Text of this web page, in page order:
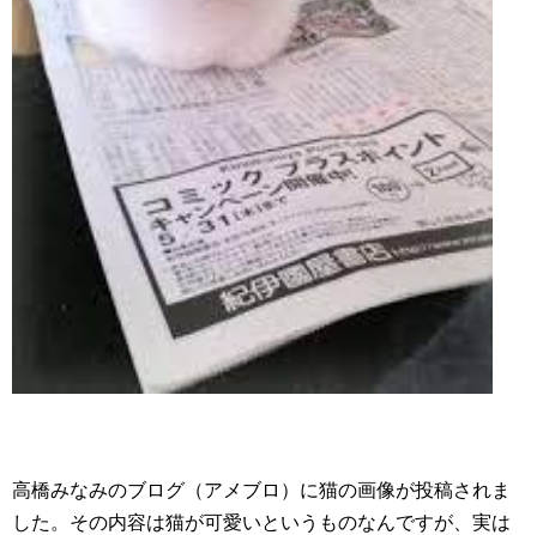
高橋みなみのブログ（アメブロ）に猫の画像が投稿されま
した。その内容は猫が可愛いというものなんですが、実は